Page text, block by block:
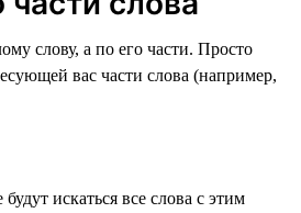
слову, а по его части. Просто
вас части слова (например,
искаться все слова с этим